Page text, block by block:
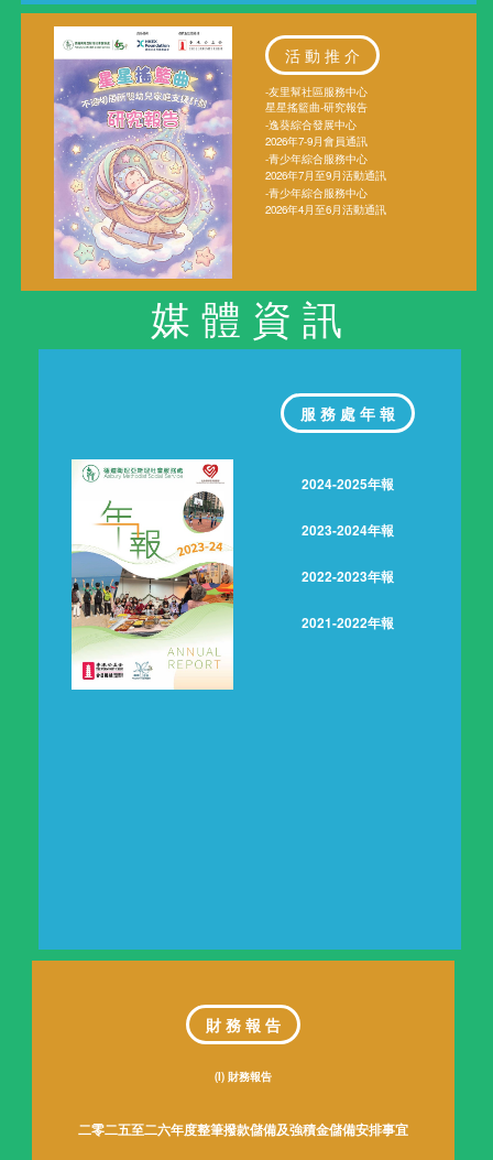
活 動 推 介
-友里幫社區服務中心
星星搖籃曲-研究報告
-逸葵綜合發展中心
2026年7-9月會員通訊
-青少年綜合服務中心
2026年7月至9月活動通訊
-青少年綜合服務中心
2026年4月至6月活動通訊
媒 體 資 訊
服 務 處 年 報
2024-2025年報
2023-2024年報
2022-2023年報
2021-2022年報
財 務 報 告
(I) 財務報告
二零二五至二六年度整筆撥款儲備及強積金儲備安排事宜